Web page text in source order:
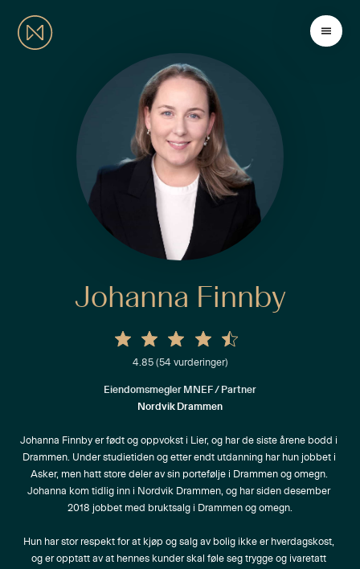
Johanna Finnby
4.85(54vurderinger)
Eiendomsmegler MNEF / Partner
Nordvik Drammen
Johanna Finnby er født og oppvokst i Lier, og har de siste årene bodd i
Drammen. Under studietiden og etter endt utdanning har hun jobbet i
Asker, men hatt store deler av sin portefølje i Drammen og omegn.
Johanna kom tidlig inn i Nordvik Drammen, og har siden desember
2018 jobbet med bruktsalg i Drammen og omegn.
Hun har stor respekt for at kjøp og salg av bolig ikke er hverdagskost,
og er opptatt av at hennes kunder skal føle seg trygge og ivaretatt